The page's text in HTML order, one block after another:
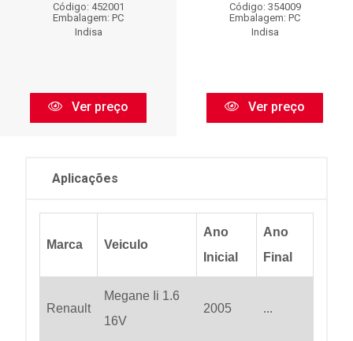
Código: 452001
Embalagem: PC
Indisa
Ver preço
Código: 354009
Embalagem: PC
Indisa
Ver preço
Aplicações
Marca Veiculo
Ano
Inicial
Ano
Final
Renault
Megane Ii 1.6
16V
2005 ...